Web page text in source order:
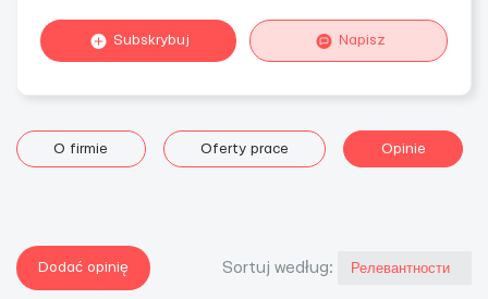
Subskrybuj Napisz
O firmie Oferty prace Opinie
Dodać opinię Sortuj według: